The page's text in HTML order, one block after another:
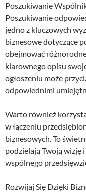
Poszukiwanie
Poszukiwanie
jedno z kluczowych
biznesowe dotyczące
obejmować
klarownego opisu
ogłoszeniu może
odpowiednimi
Warto również
w łączeniu
biznesowych. To
podzielają Twoją wizję
wspólnego
Rozwijaj Się Dzięki